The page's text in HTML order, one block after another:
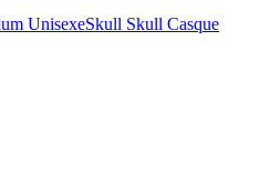
UnisexeSkull Skull Casque